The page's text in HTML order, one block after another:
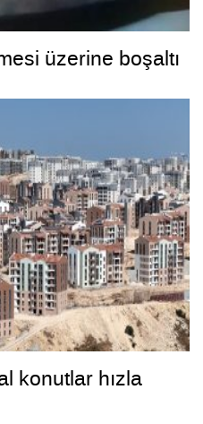
üzerine boşaltı
konutlar hızla